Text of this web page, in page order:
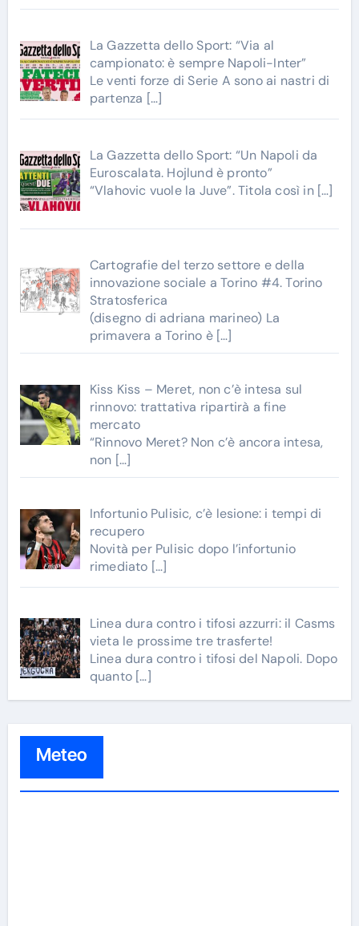
La Gazzetta dello Sport: “Via al
campionato: è sempre Napoli-Inter”
Le venti forze di Serie A sono ai nastri di
partenza […]
La Gazzetta dello Sport: “Un Napoli da
Euroscalata. Hojlund è pronto”
“Vlahovic vuole la Juve”. Titola così in […]
Cartografie del terzo settore e della
innovazione sociale a Torino #4. Torino
Stratosferica
(disegno di adriana marineo) La
primavera a Torino è […]
Kiss Kiss – Meret, non c’è intesa sul
rinnovo: trattativa ripartirà a fine
mercato
“Rinnovo Meret? Non c’è ancora intesa,
non […]
Infortunio Pulisic, c’è lesione: i tempi di
recupero
Novità per Pulisic dopo l’infortunio
rimediato […]
Linea dura contro i tifosi azzurri: il Casms
vieta le prossime tre trasferte!
Linea dura contro i tifosi del Napoli. Dopo
quanto […]
Meteo